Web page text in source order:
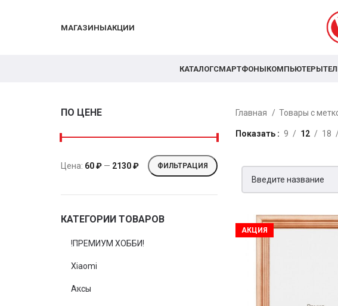
МАГАЗИНЫАКЦИИ
КАТАЛОГСМАРТФОНЫКОМПЬЮТЕРЫ
ПО ЦЕНЕ
ФИЛЬТРАЦИЯ
Цена: 60 ₽ — 2130 ₽
КАТЕГОРИИ ТОВАРОВ
!ПРЕМИУМ ХОББИ!
Xiaomi
Аксы
Главная Товары с
Показать 9 12 18
АКЦИЯ